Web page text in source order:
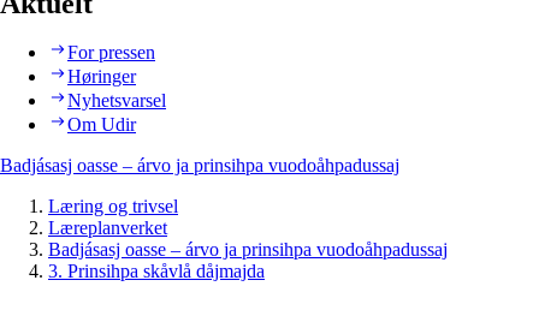
For pressen
Høringer
Nyhetsvarsel
Om Udir
Badjásasj oasse – árvo ja prinsihpa vuodoåhpadussaj
Læring og trivsel
Læreplanverket
Badjásasj oasse – árvo ja prinsihpa vuodoåhpadussaj
3. Prinsihpa skåvlå dåjmajda